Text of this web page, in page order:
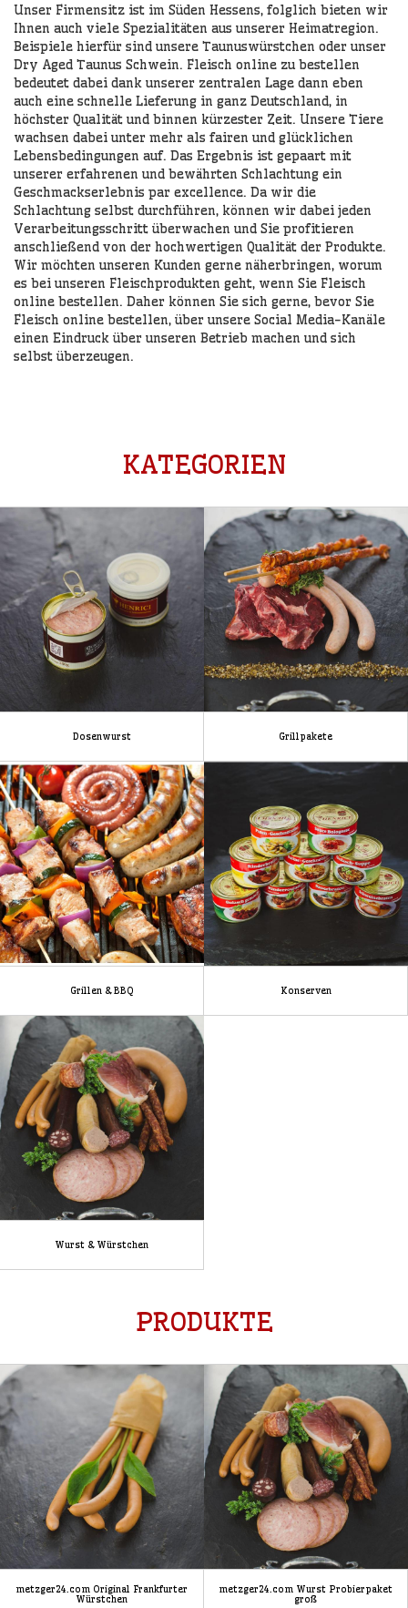
Unser Firmensitz ist im Süden Hessens, folglich bieten wir
Ihnen auch viele Spezialitäten aus unserer Heimatregion.
Beispiele hierfür sind unsere Taunuswürstchen oder unser
Dry Aged Taunus Schwein. Fleisch online zu bestellen
bedeutet dabei dank unserer zentralen Lage dann eben
auch eine schnelle Lieferung in ganz Deutschland, in
höchster Qualität und binnen kürzester Zeit. Unsere Tiere
wachsen dabei unter mehr als fairen und glücklichen
Lebensbedingungen auf. Das Ergebnis ist gepaart mit
unserer erfahrenen und bewährten Schlachtung ein
Geschmackserlebnis par excellence. Da wir die
Schlachtung selbst durchführen, können wir dabei jeden
Verarbeitungsschritt überwachen und Sie profitieren
anschließend von der hochwertigen Qualität der Produkte.
Wir möchten unseren Kunden gerne näherbringen, worum
es bei unseren Fleischprodukten geht, wenn Sie Fleisch
online bestellen. Daher können Sie sich gerne, bevor Sie
Fleisch online bestellen, über unsere Social Media-Kanäle
einen Eindruck über unseren Betrieb machen und sich
selbst überzeugen.
KATEGORIEN
Dosenwurst Grillpakete
Grillen & BBQ Konserven
Wurst & Würstchen
PRODUKTE
metzger24.com Original Frankfurter
Würstchen
metzger24.com Wurst Probierpaket
groß